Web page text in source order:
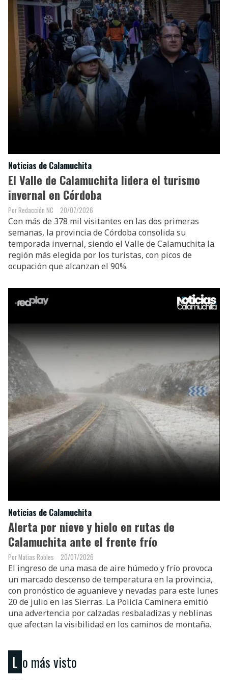
El Valle de Calamuchita lidera el turismo
invernal en Córdoba
Redacción NC
Noticias de Calamuchita
20/07/2026
Con más de 378 mil visitantes en las dos primeras
semanas, la provincia de Córdoba consolida su
temporada invernal, siendo el Valle de Calamuchita la
región más elegida por los turistas, con picos de
ocupación que alcanzan el 90%.
Alerta por nieve y hielo en rutas de
Calamuchita ante el frente frío
Matias Robles
Noticias de Calamuchita
20/07/2026
El ingreso de una masa de aire húmedo y frío provoca
un marcado descenso de temperatura en la provincia,
con pronóstico de aguanieve y nevadas para este lunes
20 de julio en las Sierras. La Policía Caminera emitió
una advertencia por calzadas resbaladizas y neblinas
que afectan la visibilidad en los caminos de montaña.
Lo más visto